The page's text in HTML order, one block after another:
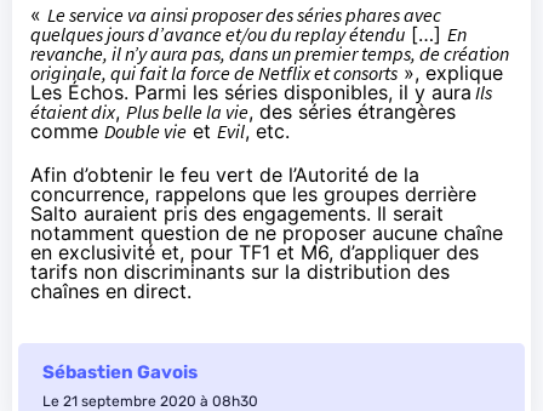
« Le service va ainsi proposer des séries phares avec
quelques jours d’avance et/ou du replay étendu […] En
revanche, il n’y aura pas, dans un premier temps, de création
originale, qui fait la force de Netflix et consorts », explique
Les Échos. Parmi les séries disponibles, il y aura Ils
étaient dix, Plus belle la vie, des séries étrangères
comme Double vie et Evil, etc.
Afin d’obtenir le feu vert de l’Autorité de la
concurrence, rappelons que les groupes derrière
Salto auraient pris des engagements. Il serait
notamment question de ne proposer aucune chaîne
en exclusivité et, pour TF1 et M6, d’appliquer des
tarifs non discriminants sur la distribution des
chaînes en direct.
Sébastien Gavois
Le 21 septembre 2020 à 08h30